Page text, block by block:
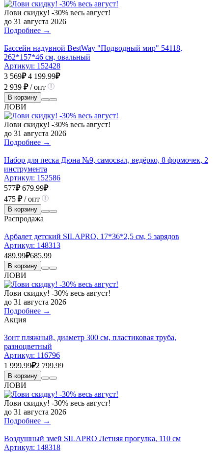
Лови скидку! -30% весь август!
до 31 августа 2026
Подробнее →
Бассейн надувной BestWay "Подводный мир" 54118,
262*157*46 см, овальный
Артикул: 152428
3 569₽ 4 199.99₽
2 939 ₽/ опт
В корзину
ЛОВИ
Лови скидку! -30% весь август!
до 31 августа 2026
Подробнее →
Набор для песка Дюна №9, самосвал, ведёрко, 8 формочек, 2
инструмента
Артикул: 152586
577₽ 679.99₽
475 ₽/ опт
В корзину
Распродажа
Арбалет детский SILAPRO, 17*36*2,5 см, 5 зарядов
Артикул: 148313
489.99₽685.99
В корзину
ЛОВИ
Лови скидку! -30% весь август!
до 31 августа 2026
Подробнее →
Акция
Зонт пляжный, диаметр 300 см, пластиковая труба,
разноцветный
Артикул: 116796
1 999.99₽2 799.99
В корзину
ЛОВИ
Лови скидку! -30% весь август!
до 31 августа 2026
Подробнее →
Воздушный змей SILAPRO Летняя прогулка, 110 см
Артикул: 148318